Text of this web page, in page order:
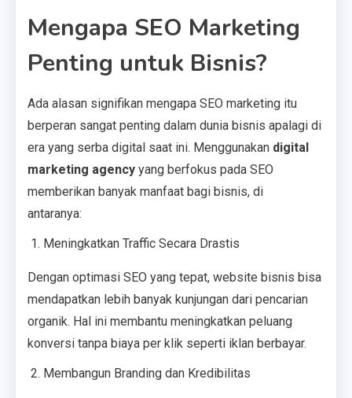
Mengapa SEO Marketing
Penting untuk Bisnis?
Ada alasan signifikan mengapa SEO marketing itu
berperan sangat penting dalam dunia bisnis apalagi di
era yang serba digital saat ini. Menggunakan digital
marketing agency yang berfokus pada SEO
memberikan banyak manfaat bagi bisnis, di
antaranya:
Meningkatkan Traffic Secara Drastis
Dengan optimasi SEO yang tepat, website bisnis bisa
mendapatkan lebih banyak kunjungan dari pencarian
organik. Hal ini membantu meningkatkan peluang
konversi tanpa biaya per klik seperti iklan berbayar.
Membangun Branding dan Kredibilitas